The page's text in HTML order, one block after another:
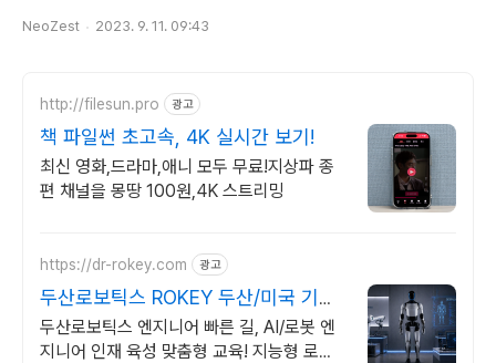
NeoZest 2023. 9. 11. 09:43
http://filesun.pro 광고
책 파일썬 초고속, 4K 실시간 보기!
최신 영화,드라마,애니 모두 무료!지상파 종
편 채널을 몽땅 100원,4K 스트리밍
https://dr-rokey.com 광고
두산로보틱스 ROKEY 두산/미국 기업
인턴쉽
두산로보틱스 엔지니어 빠른 길, AI/로봇 엔
지니어 인재 육성 맞춤형 교육! 지능형 로봇